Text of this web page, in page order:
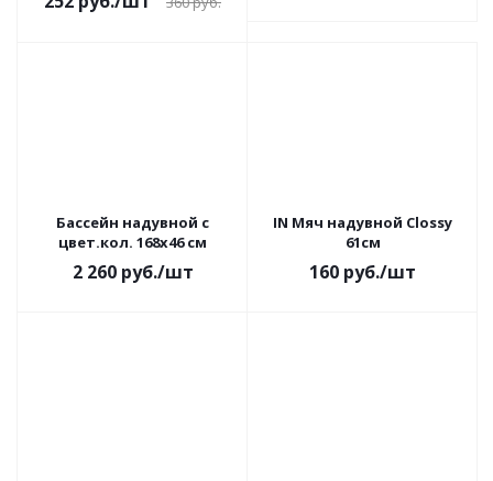
Бассейн надувной с
цвет.кол. 168х46 см
2 260руб./шт
IN Мяч надувной Clossy
61см
160 руб./шт